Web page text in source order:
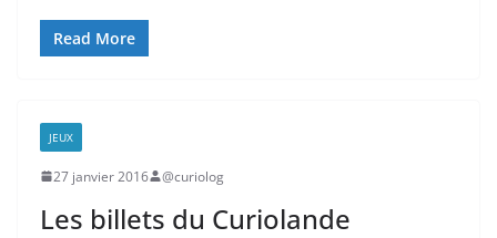
Read More
JEUX
27 janvier 2016 @curiolog
Les billets du Curiolande